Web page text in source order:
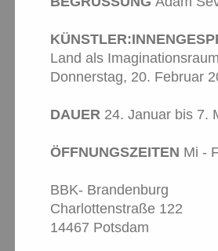
Land als Imaginationsraum
Donnerstag, 20. Februar
DAUER 24. Januar bis 7.
ÖFFNUNGSZEITEN Mi -
BBK- Brandenburg
Charlottenstraße 122
14467 Potsdam